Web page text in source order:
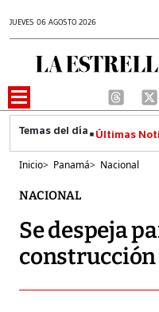
JUEVES 06 AGOSTO 2026
Últimas
Inicio> Panamá> Nacional
NACIONAL
Se despeja
construcción